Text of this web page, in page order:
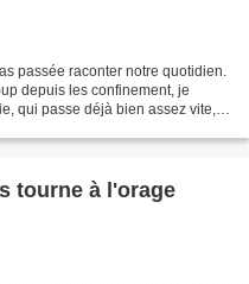
passée raconter notre quotidien.
depuis les confinement, je
qui passe déjà bien assez vite,
tourne à l'orage